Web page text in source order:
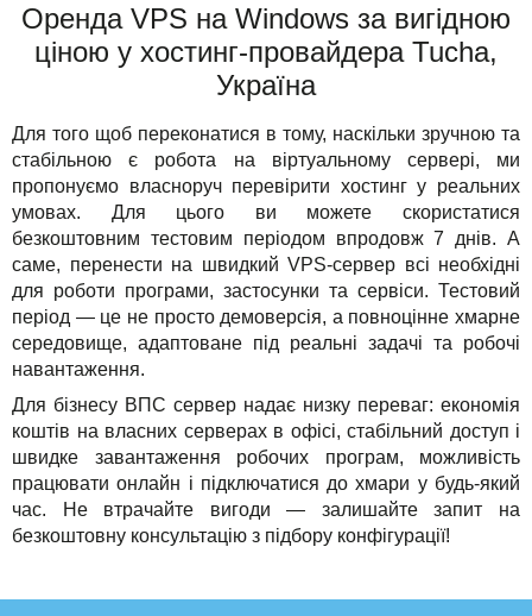
Оренда VPS на Windows за вигідною
ціною у хостинг-провайдера Tucha,
Україна
Для того щоб переконатися в тому, наскільки зручною та
стабільною є робота на віртуальному сервері, ми
пропонуємо власноруч перевірити хостинг у реальних
умовах. Для цього ви можете скористатися
безкоштовним тестовим періодом впродовж 7 днів. А
саме, перенести на швидкий VPS-сервер всі необхідні
для роботи програми, застосунки та сервіси. Тестовий
період — це не просто демоверсія, а повноцінне хмарне
середовище, адаптоване під реальні задачі та робочі
навантаження.
Для бізнесу ВПС сервер надає низку переваг: економія
коштів на власних серверах в офісі, стабільний доступ і
швидке завантаження робочих програм, можливість
працювати онлайн і підключатися до хмари у будь-який
час. Не втрачайте вигоди — залишайте запит на
безкоштовну консультацію з підбору конфігурації!